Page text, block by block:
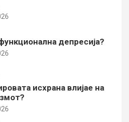
депресија?
исхрана влијае на